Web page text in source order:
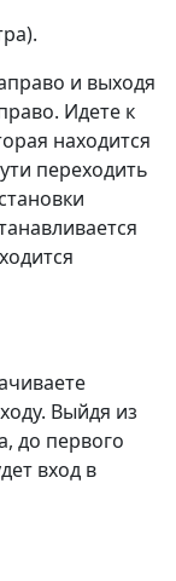
и выходя
Идете к
находится
переходить
Выйдя из
до первого
вход в